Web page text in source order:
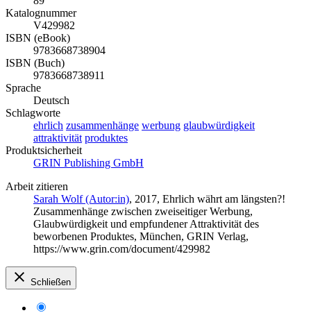
Katalognummer
V429982
ISBN (eBook)
9783668738904
ISBN (Buch)
9783668738911
Sprache
Deutsch
Schlagworte
ehrlich zusammenhänge werbung glaubwürdigkeit
attraktivität produktes
Produktsicherheit
GRIN Publishing GmbH
Arbeit zitieren
Sarah Wolf (Autor:in), 2017, Ehrlich währt am längsten?!
Zusammenhänge zwischen zweiseitiger Werbung,
Glaubwürdigkeit und empfundener Attraktivität des
beworbenen Produktes, München, GRIN Verlag,
https://www.grin.com/document/429982
Schließen